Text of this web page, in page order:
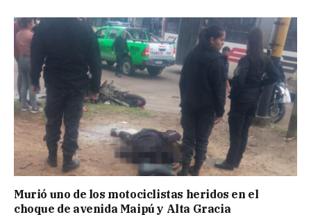
Murió uno de los motociclistas heridos en el
choque de avenida Maipú y Alta Gracia